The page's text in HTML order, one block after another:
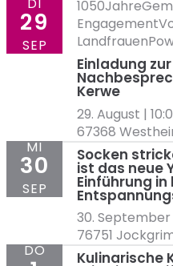
Einladung zur
Kerwe
29. August |
67368
29
SEP
Socken
ist das neue
Einführung
30. September
76751
MI
30
SEP
Kulinarische
DO